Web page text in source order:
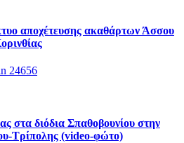
αποχέτευσης ακαθάρτων Άσσου
24656
στα διόδια Σπαθοβουνίου στην
Τρίπολης (video-φώτο)